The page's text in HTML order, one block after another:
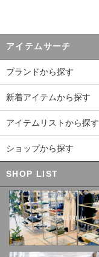
アイテムサーチ
ブランドから探す
新着アイテムから探す
アイテムリストから探す
ショップから探す
SHOP LIST